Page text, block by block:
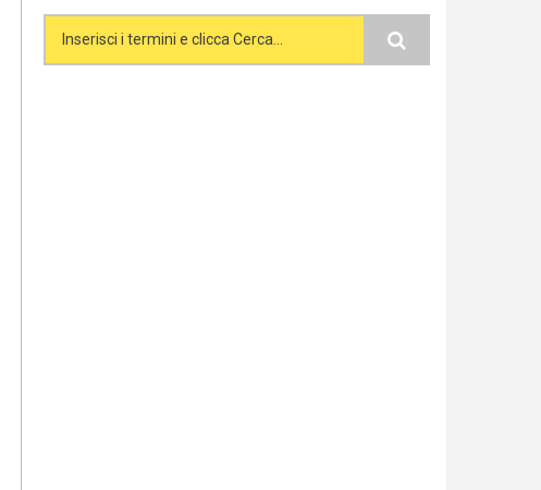
Search form